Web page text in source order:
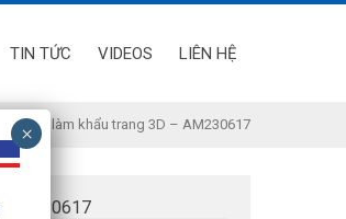
TIN TỨC VIDEOS LIÊN HỆ
/ Máy làm khẩu trang 3D – AM230617
AM230617